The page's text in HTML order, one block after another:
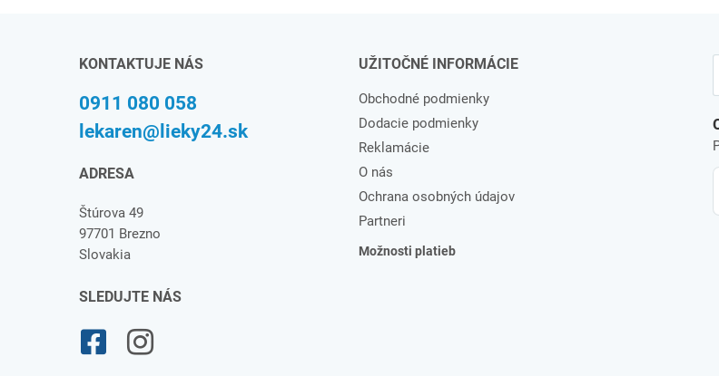
KONTAKTUJE NÁS
0911 080 058
lekaren@lieky24.sk
ADRESA
Štúrova 49
97701 Brezno
Slovakia
SLEDUJTE NÁS
UŽITOČNÉ INFORMÁCIE
Obchodné podmienky
Dodacie podmienky
Reklamácie
O nás
Ochrana osobných údajov
Partneri
Možnosti platieb